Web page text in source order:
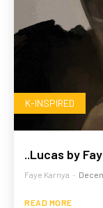
K-INSPIRED
..Lucas by
Faye Karnya -
READ MORE